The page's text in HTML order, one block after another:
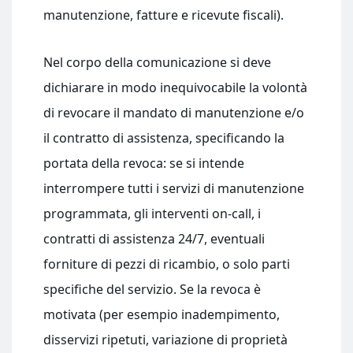
manutenzione, fatture e ricevute fiscali).
Nel corpo della comunicazione si deve
dichiarare in modo inequivocabile la volontà
di revocare il mandato di manutenzione e/o
il contratto di assistenza, specificando la
portata della revoca: se si intende
interrompere tutti i servizi di manutenzione
programmata, gli interventi on‑call, i
contratti di assistenza 24/7, eventuali
forniture di pezzi di ricambio, o solo parti
specifiche del servizio. Se la revoca è
motivata (per esempio inadempimento,
disservizi ripetuti, variazione di proprietà